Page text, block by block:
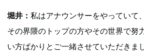
堀井： 私はアナウンサーをやっていて
その界隈のトップの方やその世界で努
い方ばかりとご一緒させていただきま